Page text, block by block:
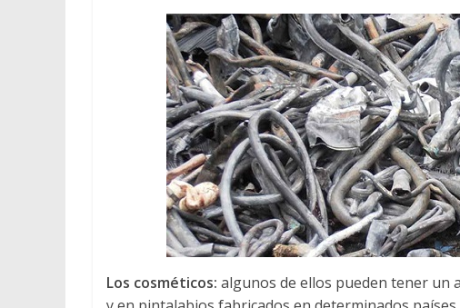
Los cosméticos: algunos de ellos pueden tener un